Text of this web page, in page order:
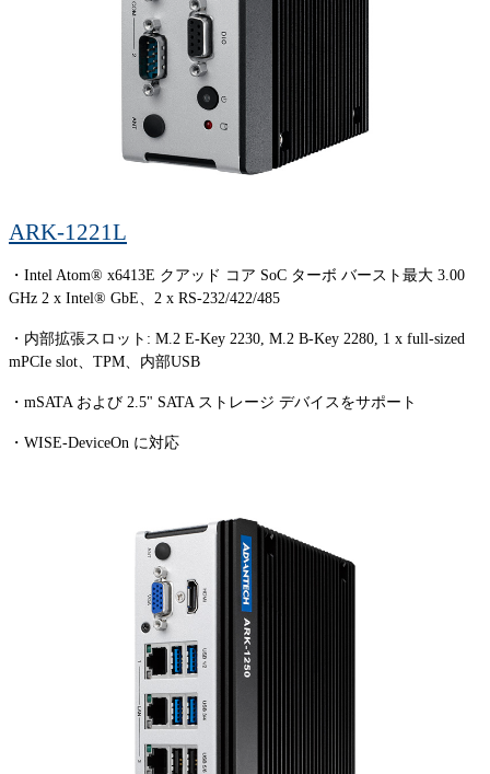
ARK-1221L
・Intel Atom® x6413E クアッド コア SoC ターボ バースト最大 3.00
GHz 2 x Intel® GbE、2 x RS-232/422/485
・内部拡張スロット: M.2 E-Key 2230, M.2 B-Key 2280, 1 x full-sized
mPCIe slot、TPM、内部USB
・mSATA および 2.5" SATA ストレージ デバイスをサポート
・WISE-DeviceOn に対応